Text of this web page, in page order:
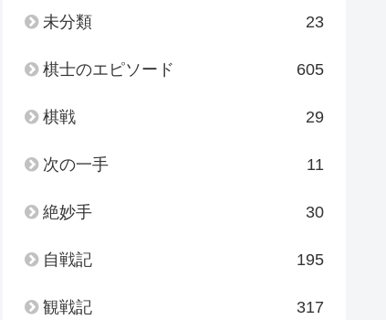
未分類 23
棋士のエピソード 605
棋戦 29
次の一手 11
絶妙手 30
自戦記 195
観戦記 317